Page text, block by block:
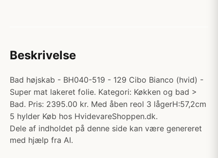
Beskrivelse
Bad højskab - BH040-519 - 129 Cibo Bianco (hvid) -
Super mat lakeret folie. Kategori: Køkken og bad >
Bad. Pris: 2395.00 kr. Med åben reol 3 lågerH:57,2cm
5 hylder Køb hos HvidevareShoppen.dk.
Dele af indholdet på denne side kan være genereret
med hjælp fra AI.